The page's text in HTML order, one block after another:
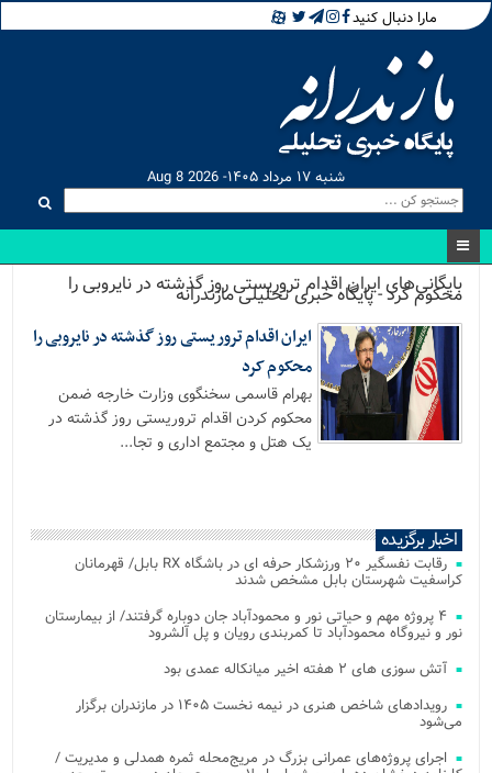
مارا دنبال کنید
شنبه ۱۷ مرداد ۱۴۰۵- Aug 8 2026
بایگانی‌های ایران اقدام تروریستی روز گذشته در نایروبی را
محکوم کرد - پایگاه خبری تحلیلی مازندرانه
ایران اقدام تروریستی روز گذشته در نایروبی را
محکوم کرد
بهرام قاسمی سخنگوی وزارت خارجه ضمن
محکوم کردن اقدام تروریستی روز گذشته در
یک هتل و مجتمع اداری و تجا...
اخبار برگزیده
رقابت نفسگیر ۲۰ ورزشکار حرفه ای در باشگاه RX بابل/ قهرمانان
کراسفیت شهرستان بابل مشخص شدند
۴ پروژه مهم و حیاتی نور و محمودآباد جان دوباره گرفتند/ از بیمارستان
نور و نیروگاه محمودآباد تا کمربندی رویان و پل آلشرود
آتش‌ سوزی‌ های ۲ هفته اخیر میانکاله عمدی بود
رویدادهای شاخص هنری در نیمه نخست ۱۴۰۵ در مازندران برگزار
می‌شود
اجرای پروژه‌های عمرانی بزرگ در مریج‌محله ثمره همدلی و مدیریت /